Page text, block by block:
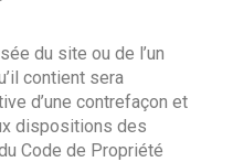
du site ou de l’un
contient sera
d’une contrefaçon et
dispositions des
Code de Propriété